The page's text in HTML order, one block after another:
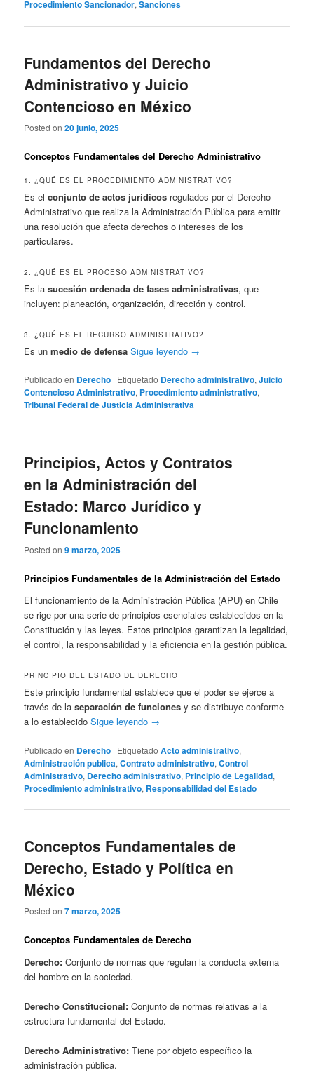
Procedimiento Sancionador,Sanciones
Fundamentos del Derecho
Administrativo y Juicio
Contencioso en México
Posted on20 junio, 2025
Conceptos Fundamentales del Derecho Administrativo
1. ¿QUÉ ES EL PROCEDIMIENTO ADMINISTRATIVO?
Es elconjunto de actos jurídicos regulados por el Derecho
Administrativo que realiza la Administración Pública para emitir
una resolución que afecta derechos o intereses de los
particulares.
2. ¿QUÉ ES EL PROCESO ADMINISTRATIVO?
Es lasucesión ordenada de fases administrativas, que
incluyen: planeación, organización, dirección y control.
3. ¿QUÉ ES EL RECURSO ADMINISTRATIVO?
Es unmedio de defensa Sigue leyendo →
Publicado en Derecho | Etiquetado Derecho administrativo,Juicio
Contencioso Administrativo, Procedimiento administrativo,
Tribunal Federal de Justicia Administrativa
Principios, Actos y Contratos
en la Administración del
Estado: Marco Jurídico y
Funcionamiento
Posted on9 marzo, 2025
Principios Fundamentales de la Administración del Estado
El funcionamiento de la Administración Pública (APU) en Chile
se rige por una serie de principios esenciales establecidos en la
Constitución y las leyes. Estos principios garantizan la legalidad,
el control, la responsabilidad y la eficiencia en la gestión pública.
PRINCIPIO DEL ESTADO DE DERECHO
Este principio fundamental establece que el poder se ejerce a
través de laseparación de funciones y se distribuye conforme
a lo establecidoSigue leyendo →
Publicado en Derecho | Etiquetado Acto administrativo,
Administración publica,Contrato administrativo,Control
Administrativo, Derecho administrativo, Principio de Legalidad,
Procedimiento administrativo, Responsabilidad del Estado
Conceptos Fundamentales de
Derecho, Estado y Política en
México
Posted on7 marzo, 2025
Conceptos Fundamentales de Derecho
Derecho: Conjunto de normas que regulan la conducta externa
del hombre en la sociedad.
Derecho Constitucional: Conjunto de normas relativas a la
estructura fundamental del Estado.
Derecho Administrativo: Tiene por objeto específico la
administración pública.